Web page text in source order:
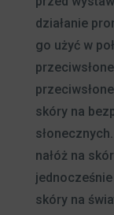
działanie
go użyć w
skóry na
nałóż na
skóry na